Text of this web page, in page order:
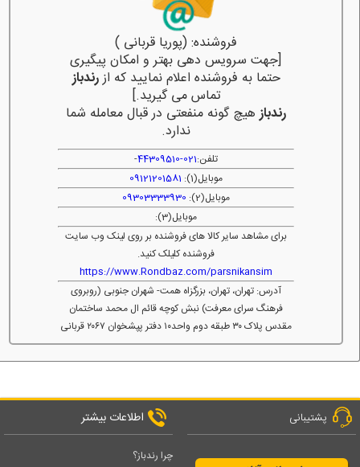
فروشنده: (پوریا قربانی )
[جهت سرویس دهی بهتر و امکان پیگیری
حتما به فروشنده اعلام نمایید که ازرندباز
تماس می گیرید.]
رندبازهیچ گونه منفعتی در قبال معامله شما
ندارد.
تلفن:021-44309510
-
موبایل(1):
09121201581
موبایل(2):
09303333930
موبایل(3):
برای مشاهد سایر کالا های فروشنده بر روی لینک وب سایت
فروشنده کلیلک کنید.
https://www.Rondbaz.com/parsnikansim
آدرس: تهران، تهران، بزرگزاه همت- شهران جنوبی (روبروی
فرهنگ سرای معرفت) نبش کوچه قائم ال محمد ساختمان
مقدس پلاک ۳۰ طبقه دوم واحد۱۰ دفتر پپشخوان ۲۰۶۷ قربانی
پشتیبانی اطلاعات بیشتر
چرا رندباز؟